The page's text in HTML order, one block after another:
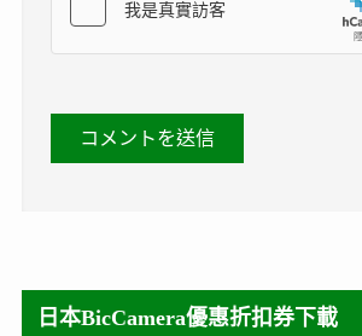
日本BicCamera優惠折扣券下載